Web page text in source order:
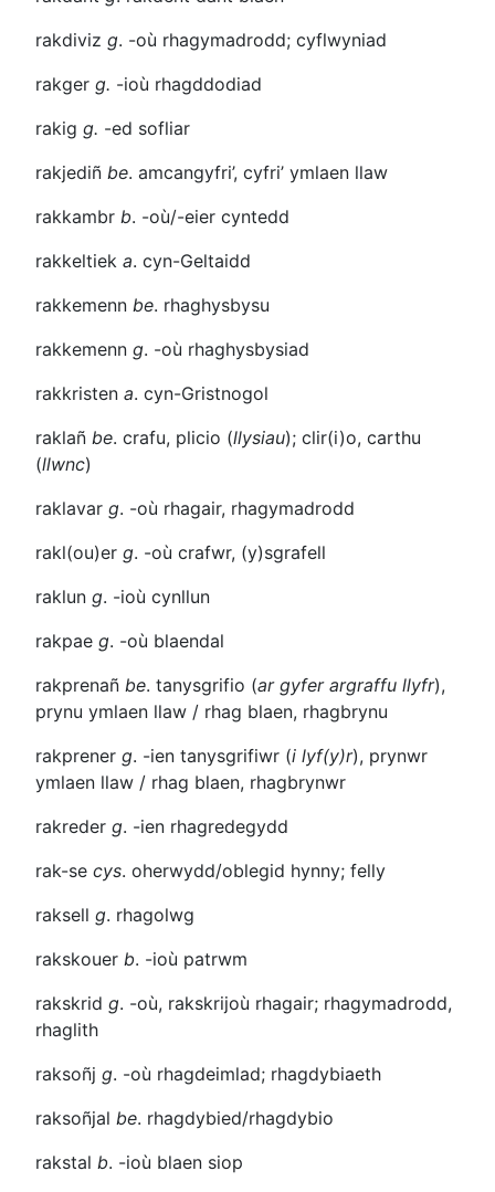
rakdiviz g. -où rhagymadrodd; cyflwyniad
rakger g. -ioù rhagddodiad
rakig g. -ed sofliar
rakjediñ be. amcangyfri’, cyfri’ ymlaen llaw
rakkambr b. -où/-eier cyntedd
rakkeltiek a. cyn-Geltaidd
rakkemenn be. rhaghysbysu
rakkemenn g. -où rhaghysbysiad
rakkristen a. cyn-Gristnogol
raklañ be. crafu, plicio (llysiau); clir(i)o, carthu
(llwnc)
raklavar g. -où rhagair, rhagymadrodd
rakl(ou)er g. -où crafwr, (y)sgrafell
raklun g. -ioù cynllun
rakpae g. -où blaendal
rakprenañ be. tanysgrifio (ar gyfer argraffu llyfr),
prynu ymlaen llaw / rhag blaen, rhagbrynu
rakprener g. -ien tanysgrifiwr (i lyf(y)r), prynwr
ymlaen llaw / rhag blaen, rhagbrynwr
rakreder g. -ien rhagredegydd
rak-se cys. oherwydd/oblegid hynny; felly
raksell g. rhagolwg
rakskouer b. -ioù patrwm
rakskrid g. -où, rakskrijoù rhagair; rhagymadrodd,
rhaglith
raksoñj g. -où rhagdeimlad; rhagdybiaeth
raksoñjal be. rhagdybied/rhagdybio
rakstal b. -ioù blaen siop